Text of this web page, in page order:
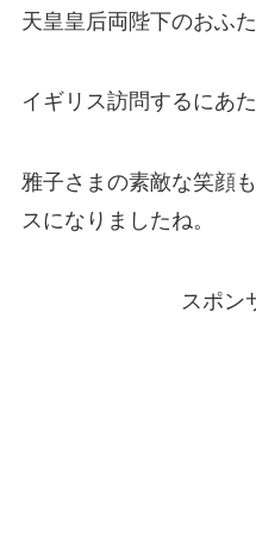
天皇皇后両陛下のおふた
イギリス訪問するにあた
雅子さまの素敵な笑顔
スになりましたね。
スポン